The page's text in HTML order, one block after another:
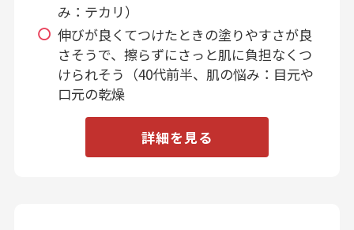
み：テカリ）
伸びが良くてつけたときの塗りやすさが良
さそうで、擦らずにさっと肌に負担なくつ
けられそう（40代前半、肌の悩み：目元や
口元の乾燥
詳細を見る